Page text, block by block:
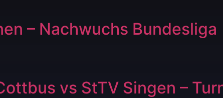
– Nachwuchs Bundesliga
vs StTV Singen –